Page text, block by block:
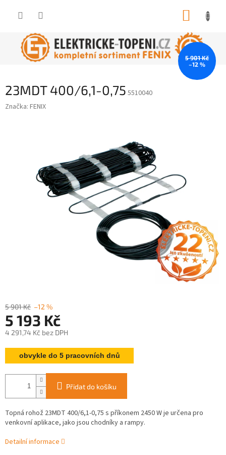
23MDT 400/6,1-0,75 5510040
Značka: FENIX
5 901 Kč
–12 %
5 901 Kč –12 %
5 193 Kč
4 291,74 Kč bez DPH
Měrná
cena:obvykle do 5 pracovních dnů
Přidat do košíku
Topná rohož 23MDT 400/6,1-0,75 s příkonem 2450 W je určena pro
venkovní aplikace, jako jsou chodníky a rampy.
Detailní informace